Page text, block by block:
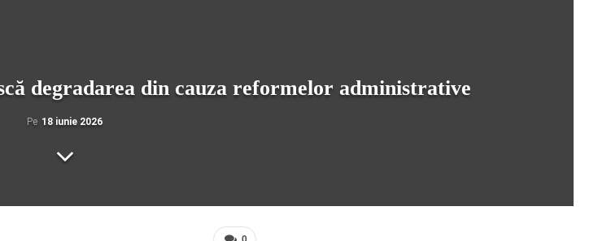
degradarea din cauza reformelor administrative
Pe 18 iunie 2026